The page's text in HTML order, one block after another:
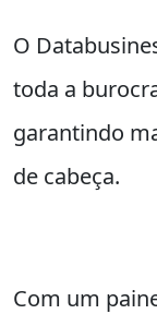
O
toda a
garantindo
de cabeça.
Com um